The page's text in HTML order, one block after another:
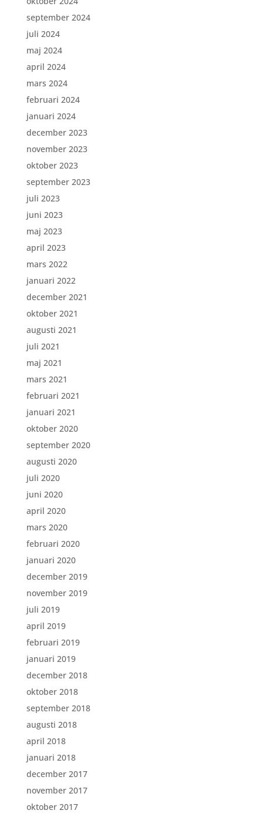
september 2024
juli 2024
maj 2024
april 2024
mars 2024
februari 2024
januari 2024
december 2023
november 2023
oktober 2023
september 2023
juli 2023
juni 2023
maj 2023
april 2023
mars 2022
januari 2022
december 2021
oktober 2021
augusti 2021
juli 2021
maj 2021
mars 2021
februari 2021
januari 2021
oktober 2020
september 2020
augusti 2020
juli 2020
juni 2020
april 2020
mars 2020
februari 2020
januari 2020
december 2019
november 2019
juli 2019
april 2019
februari 2019
januari 2019
december 2018
oktober 2018
september 2018
augusti 2018
april 2018
januari 2018
december 2017
november 2017
oktober 2017